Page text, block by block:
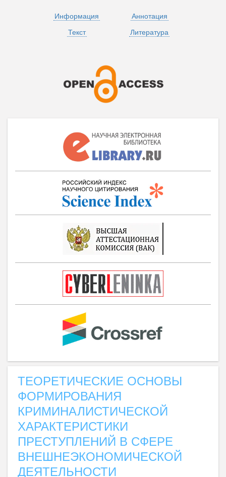
Информация
Аннотация
Текст
Литература
ТЕОРЕТИЧЕСКИЕ ОСНОВЫ
ФОРМИРОВАНИЯ
КРИМИНАЛИСТИЧЕСКОЙ
ХАРАКТЕРИСТИКИ
ПРЕСТУПЛЕНИЙ В СФЕРЕ
ВНЕШНЕЭКОНОМИЧЕСКОЙ
ДЕЯТЕЛЬНОСТИ